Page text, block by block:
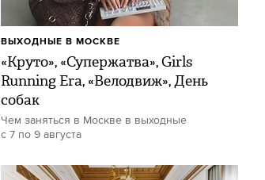
«Круто», «Супержатва», Girls
Running Era, «Велодвиж», День
собак
Чем заняться в Москве в выходные
с 7 по 9 августа
ВЫХОДНЫЕ В МОСКВЕ